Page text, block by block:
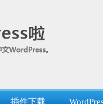
插件下载